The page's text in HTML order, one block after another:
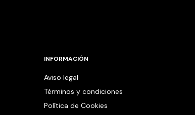
INFORMACIÓN
Aviso legal
Términos y condiciones
Política de Cookies